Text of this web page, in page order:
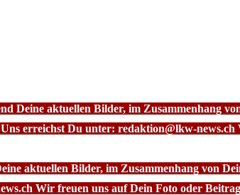
Deine aktuellen Bilder, im Zusammenhang
erreichst Du unter: redaktion@lkw-
aktuellen Bilder, im Zusammenhang von
Wir freuen uns auf Dein Foto oder